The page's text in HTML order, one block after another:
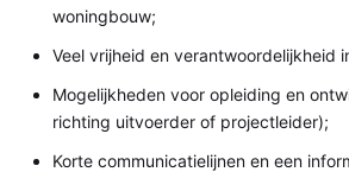
woningbouw;
Veel vrijheid en verantwoordelijkheid
Mogelijkheden voor opleiding en
richting uitvoerder of projectleider);
Korte communicatielijnen en een